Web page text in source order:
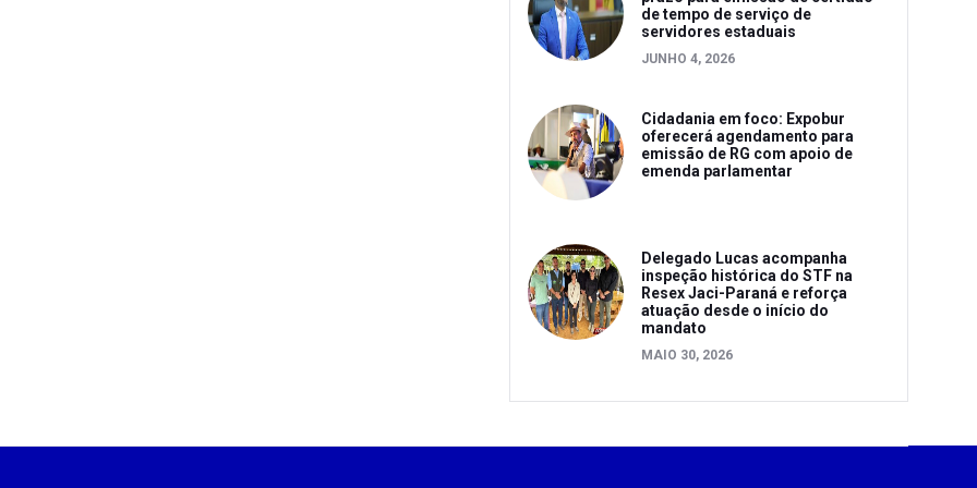
de tempo de serviço de
servidores estaduais
JUNHO 4, 2026
Cidadania em foco: Expobur
oferecerá agendamento para
emissão de RG com apoio de
emenda parlamentar
Delegado Lucas acompanha
inspeção histórica do STF na
Resex Jaci-Paraná e reforça
atuação desde o início do
mandato
MAIO 30, 2026